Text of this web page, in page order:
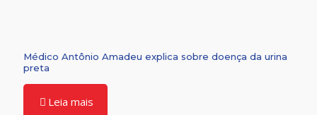
Médico Antônio Amadeu explica sobre doença da urina
preta
Leia mais